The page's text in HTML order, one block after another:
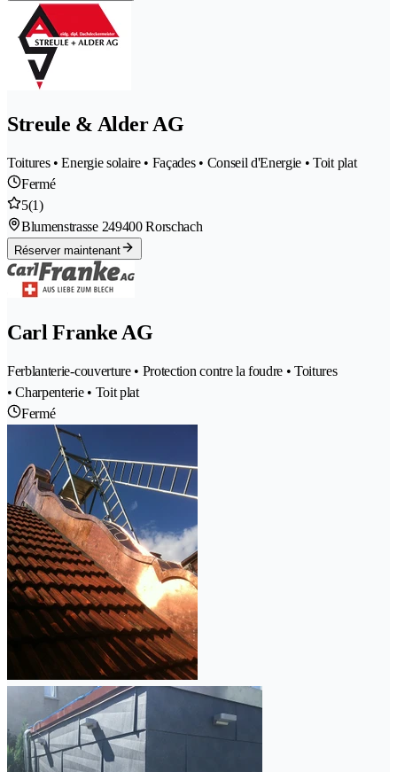
Streule & Alder AG
Toitures • Energie solaire • Façades • Conseil d'Energie • Toit plat
Fermé
5(1)
Blumenstrasse 249400 Rorschach
Réserver maintenant
Carl Franke AG
Ferblanterie-couverture • Protection contre la foudre • Toitures
• Charpenterie • Toit plat
Fermé